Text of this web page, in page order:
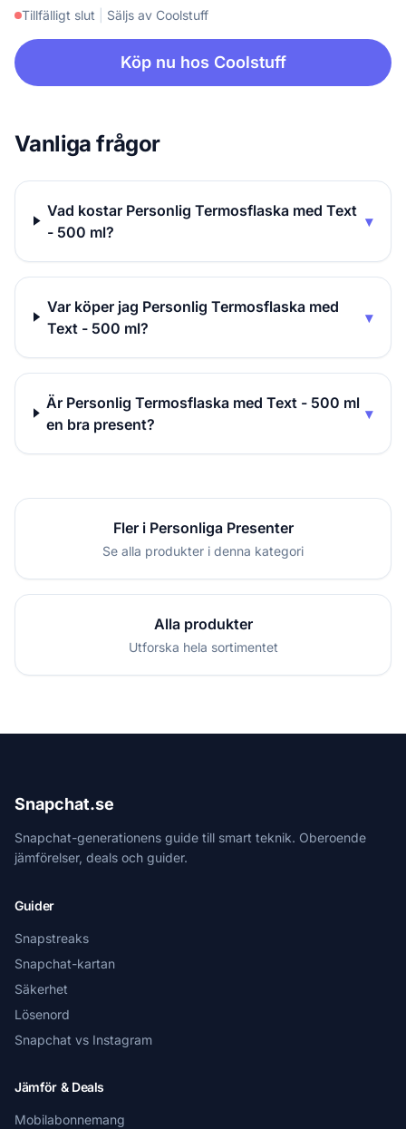
Tillfälligt slut Säljs av Coolstuff
Köp nu hos Coolstuff
Vanliga frågor
Vad kostar Personlig Termosflaska med Text
- 500 ml?
▾
Var köper jag Personlig Termosflaska med
Text - 500 ml?
▾
Är Personlig Termosflaska med Text - 500 ml
en bra present?
▾
Fler i Personliga Presenter
Se alla produkter i denna kategori
Alla produkter
Utforska hela sortimentet
Snapchat.se
Snapchat-generationens guide till smart teknik. Oberoende
jämförelser, deals och guider.
Guider
Snapstreaks
Snapchat-kartan
Säkerhet
Lösenord
Snapchat vs Instagram
Jämför & Deals
Mobilabonnemang